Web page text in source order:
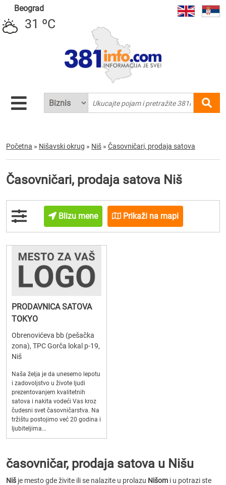
Beograd
31 ºC
Početna » Nišavski okrug » Niš » Časovničari, prodaja satova
Časovničari, prodaja satova Niš
Blizu mene Prikaži na mapi
PRODAVNICA SATOVA
TOKYO
Obrenovićeva bb (pešačka
zona), TPC Gorča lokal p-19,
Niš
Naša želja je da unesemo lepotu
i zadovoljstvo u živote ljudi
prezentovanjem kvalitetnih
satova i nakita vodeći Vas kroz
čudesni svet časovničarstva. Na
tržištu postojimo već 20 godina i
ljubiteljima...
časovničar, prodaja satova u Nišu
Niš je mesto gde živite ili se nalazite u prolazu Nišom i u potrazi ste